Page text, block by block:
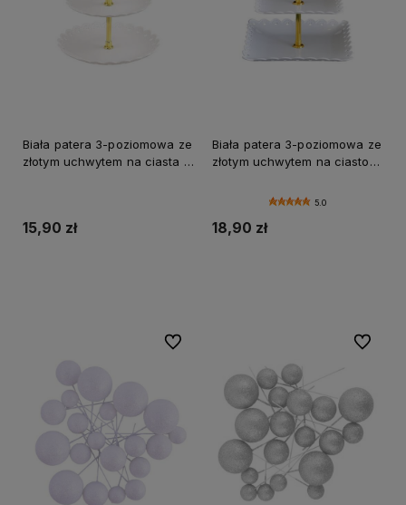
nowego sakramentu.
Biała patera 3-poziomowa ze
złotym uchwytem na ciasta i
15,90 zł
Biała patera 3-poziomowa ze
złotym uchwytem na ciasto
5.0
18,90 zł
Do ulubionych Do